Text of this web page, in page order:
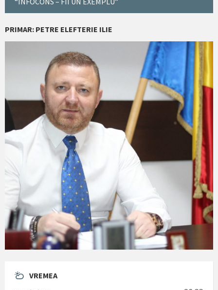
PRIMAR: PETRE ELEFTERIE ILIE
VREMEA